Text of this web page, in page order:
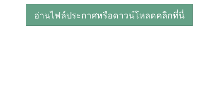
อ่านไฟล์ประกาศหรือดาวน์โหลดคลิกที่นี่